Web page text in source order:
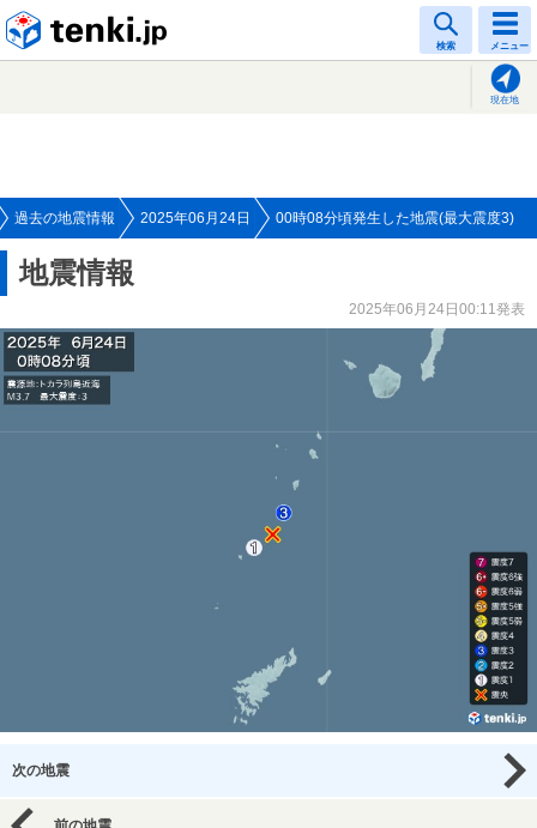
検索 メニュー
現在地
過去の地震情報 2025年06月24日 00時08分頃発生した地震(最大震度3)
地震情報
2025年06月24日00:11発表
次の地震